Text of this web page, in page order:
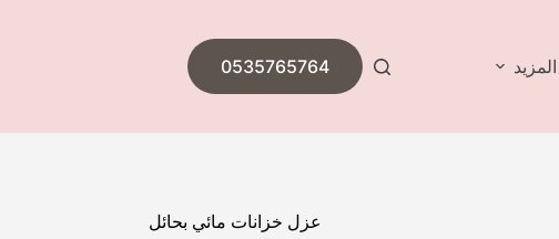
المزيد 0535765764
عزل خزانات مائي بحائل